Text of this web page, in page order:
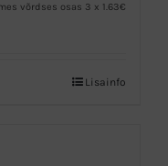
võrdses osas 3 x 1.63€
Lisainfo